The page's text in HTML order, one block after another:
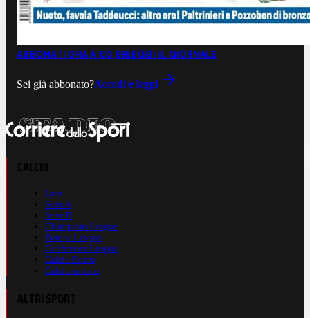
ABBONATI ORA A €0,99LEGGI IL GIORNALE
Sei già abbonato?Accedi e leggi
Live
Serie A
Serie B
Champions League
Europa League
Conference League
Calcio Estero
Calciomercato